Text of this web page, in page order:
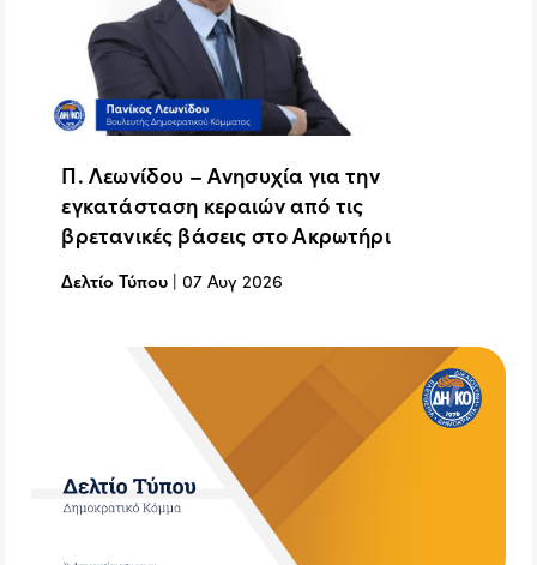
Π. Λεωνίδου – Ανησυχία για την
εγκατάσταση κεραιών από τις
βρετανικές βάσεις στο Ακρωτήρι
Δελτίο Τύπου |07 Αυγ 2026